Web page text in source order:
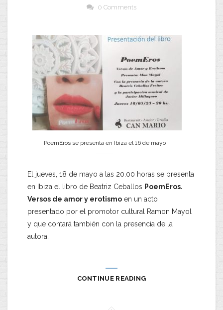
0 Comments
PoemEros se presenta en Ibiza el 16 de mayo
El jueves, 18 de mayo a las 20.00 horas se presenta
en Ibiza el libro de Beatriz Ceballos PoemEros.
Versos de amor y erotismo en un acto
presentado por el promotor cultural Ramon Mayol
y que contará también con la presencia de la
autora.
CONTINUE READING